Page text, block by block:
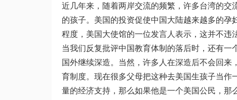
近几年来，随着两岸交流的频繁，许多台湾的
的孩子。美国的投资促使中国大陆越来越多的
程度，美国大使馆的一位发言人表示，这并不违
当我们反复批评中国教育体制的落后时，还有一
国外继续深造。当然，许多人在深造后不会回
育制度。现在很多父母把这种去美国生孩子当
量的经济支持，那么如果他是一个美国公民，那